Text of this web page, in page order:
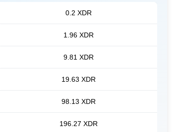
0.2 XDR
1.96 XDR
9.81 XDR
19.63 XDR
98.13 XDR
196.27 XDR